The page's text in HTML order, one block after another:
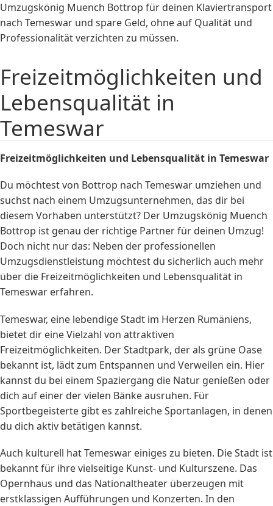
Umzugskönig Muench Bottrop für deinen Klaviertransport
nach Temeswar und spare Geld, ohne auf Qualität und
Professionalität verzichten zu müssen.
Freizeitmöglichkeiten und
Lebensqualität in
Temeswar
Freizeitmöglichkeiten und Lebensqualität in Temeswar
Du möchtest von Bottrop nach Temeswar umziehen und
suchst nach einem Umzugsunternehmen, das dir bei
diesem Vorhaben unterstützt? Der Umzugskönig Muench
Bottrop ist genau der richtige Partner für deinen Umzug!
Doch nicht nur das: Neben der professionellen
Umzugsdienstleistung möchtest du sicherlich auch mehr
über die Freizeitmöglichkeiten und Lebensqualität in
Temeswar erfahren.
Temeswar, eine lebendige Stadt im Herzen Rumäniens,
bietet dir eine Vielzahl von attraktiven
Freizeitmöglichkeiten. Der Stadtpark, der als grüne Oase
bekannt ist, lädt zum Entspannen und Verweilen ein. Hier
kannst du bei einem Spaziergang die Natur genießen oder
dich auf einer der vielen Bänke ausruhen. Für
Sportbegeisterte gibt es zahlreiche Sportanlagen, in denen
du dich aktiv betätigen kannst.
Auch kulturell hat Temeswar einiges zu bieten. Die Stadt ist
bekannt für ihre vielseitige Kunst- und Kulturszene. Das
Opernhaus und das Nationaltheater überzeugen mit
erstklassigen Aufführungen und Konzerten. In den